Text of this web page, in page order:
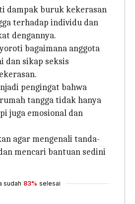
dampak buruk kekerasan
terhadap individu dan
dengannya.
bagaimana anggota
dan sikap seksis
pengingat bahwa
tangga tidak hanya
juga emosional dan
agar mengenali tanda-
mencari bantuan sedini
sudah 83% selesai